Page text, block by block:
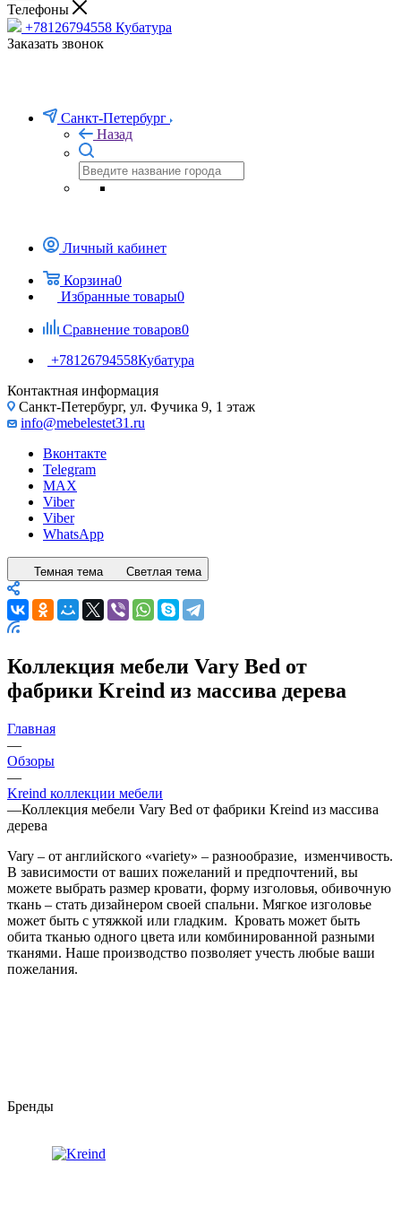
Телефоны
+78126794558 Кубатура
Заказать звонок
Санкт-Петербург
Назад
Личный кабинет
Корзина0
Избранные товары0
Сравнение товаров0
+78126794558Кубатура
Контактная информация
Санкт-Петербург, ул. Фучика 9, 1 этаж
info@mebelestet31.ru
Вконтакте
Telegram
MAX
Viber
Viber
WhatsApp
Темная тема Светлая тема
Коллекция мебели Vary Bed от
фабрики Kreind из массива дерева
Главная
—
Обзоры
—
Kreind коллекции мебели
—Коллекция мебели Vary Bed от фабрики Kreind из массива
дерева
Vary – от английского «variety» – разнообразие, изменчивость.
В зависимости от ваших пожеланий и предпочтений, вы
можете выбрать размер кровати, форму изголовья, обивочную
ткань – стать дизайнером своей спальни. Мягкое изголовье
может быть с утяжкой или гладким. Кровать может быть
обита тканью одного цвета или комбинированной разными
тканями. Наше производство позволяет учесть любые ваши
пожелания.
Бренды